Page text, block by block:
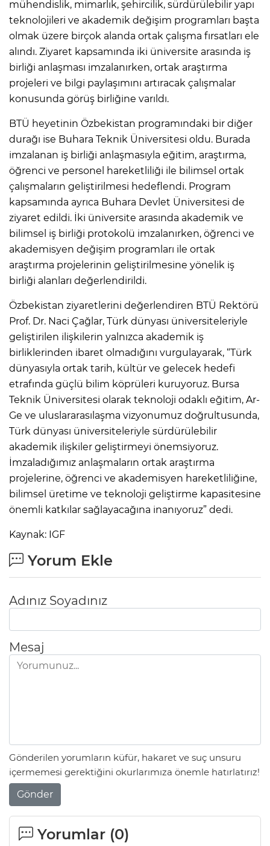
mühendislik, mimarlık, şehircilik, sürdürülebilir yapı
teknolojileri ve akademik değişim programları başta
olmak üzere birçok alanda ortak çalışma fırsatları ele
alındı. Ziyaret kapsamında iki üniversite arasında iş
birliği anlaşması imzalanırken, ortak araştırma
projeleri ve bilgi paylaşımını artıracak çalışmalar
konusunda görüş birliğine varıldı.
BTÜ heyetinin Özbekistan programındaki bir diğer
durağı ise Buhara Teknik Üniversitesi oldu. Burada
imzalanan iş birliği anlaşmasıyla eğitim, araştırma,
öğrenci ve personel hareketliliği ile bilimsel ortak
çalışmaların geliştirilmesi hedeflendi. Program
kapsamında ayrıca Buhara Devlet Üniversitesi de
ziyaret edildi. İki üniversite arasında akademik ve
bilimsel iş birliği protokolü imzalanırken, öğrenci ve
akademisyen değişim programları ile ortak
araştırma projelerinin geliştirilmesine yönelik iş
birliği alanları değerlendirildi.
Özbekistan ziyaretlerini değerlendiren BTÜ Rektörü
Prof. Dr. Naci Çağlar, Türk dünyası üniversiteleriyle
geliştirilen ilişkilerin yalnızca akademik iş
birliklerinden ibaret olmadığını vurgulayarak, “Türk
dünyasıyla ortak tarih, kültür ve gelecek hedefi
etrafında güçlü bilim köprüleri kuruyoruz. Bursa
Teknik Üniversitesi olarak teknoloji odaklı eğitim, Ar-
Ge ve uluslararasılaşma vizyonumuz doğrultusunda,
Türk dünyası üniversiteleriyle sürdürülebilir
akademik ilişkiler geliştirmeyi önemsiyoruz.
İmzaladığımız anlaşmaların ortak araştırma
projelerine, öğrenci ve akademisyen hareketliliğine,
bilimsel üretime ve teknoloji geliştirme kapasitesine
önemli katkılar sağlayacağına inanıyoruz” dedi.
Kaynak: IGF
Yorum Ekle
Adınız Soyadınız
Mesaj
Gönderilen yorumların küfür, hakaret ve suç unsuru
içermemesi gerektiğini okurlarımıza önemle hatırlatırız!
Gönder
Yorumlar (0)